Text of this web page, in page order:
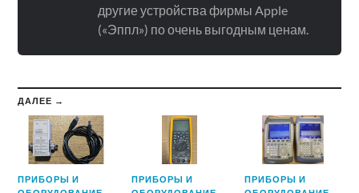
другие устройства фирмы Apple
(«Эппл») по очень выгодным ценам.
ДАЛЕЕ →
ПРИБОРЫ И
ПРИБОРЫ И
ПРИБОРЫ И